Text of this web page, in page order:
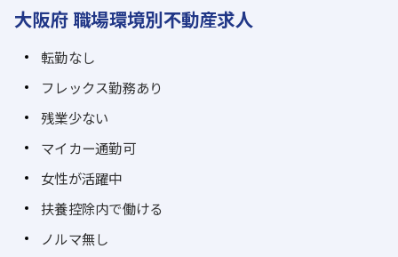
大阪府 職場環境別不動産求人
転勤なし
フレックス勤務あり
残業少ない
マイカー通勤可
女性が活躍中
扶養控除内で働ける
ノルマ無し